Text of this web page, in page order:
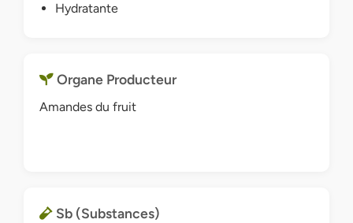
Hydratante
Organe Producteur
Amandes du fruit
Sb (Substances)